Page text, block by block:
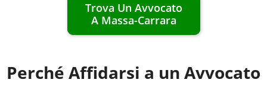
Trova Un Avvocato
A Massa-Carrara
Perché Affidarsi a un Avvocato